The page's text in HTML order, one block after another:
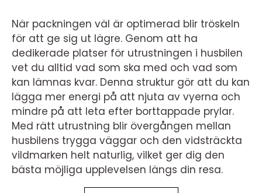
När packningen väl är optimerad blir tröskeln
för att ge sig ut lägre. Genom att ha
dedikerade platser för utrustningen i husbilen
vet du alltid vad som ska med och vad som
kan lämnas kvar. Denna struktur gör att du kan
lägga mer energi på att njuta av vyerna och
mindre på att leta efter borttappade prylar.
Med rätt utrustning blir övergången mellan
husbilens trygga väggar och den vidsträckta
vildmarken helt naturlig, vilket ger dig den
bästa möjliga upplevelsen längs din resa.